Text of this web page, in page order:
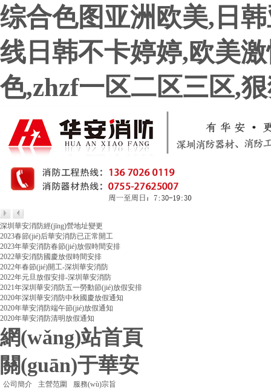
综合色图亚洲欧美,日
线日韩不卡婷婷,欧美
色,zhzf一区二区三区,
深圳華安消防經(jīng)營地址變更
2023春節(jié)后華安消防已正常開工
2023年華安消防春節(jié)放假時間安排
2022華安消防國慶放假時間安排
2022年春節(jié)開工-深圳華安消防
2022年元旦放假安排-深圳華安消防
2021年深圳華安消防五一勞動節(jié)放假安排
2020年深圳華安消防中秋國慶放假通知
2020年華安消防端午節(jié)放假通知
2020年華安消防清明放假通知
網(wǎng)站首頁
關(guān)于華安
公司簡介 主營范圍 服務(wù)宗旨